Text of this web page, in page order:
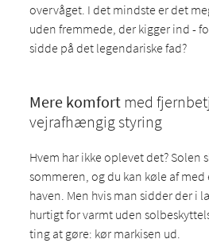
overvåget. I det mindste er det
uden fremmede, der kigger ind -
sidde på det legendariske fad?
Mere komfort med
vejrafhængig styring
Hvem har ikke oplevet det? Solen
sommeren, og du kan køle af med
haven. Men hvis man sidder der i
hurtigt for varmt uden
ting at gøre: kør markisen ud.